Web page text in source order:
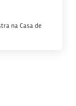
na Casa de